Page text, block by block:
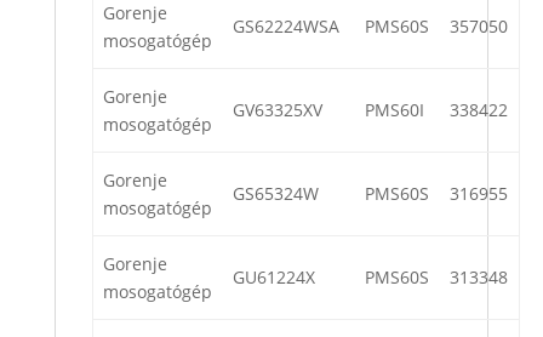
Gorenje
mosogatógép
GS62224WSA PMS60S 357050
Gorenje
mosogatógép
GV63325XV PMS60I 338422
Gorenje
mosogatógép
GS65324W PMS60S 316955
Gorenje
mosogatógép
GU61224X PMS60S 313348